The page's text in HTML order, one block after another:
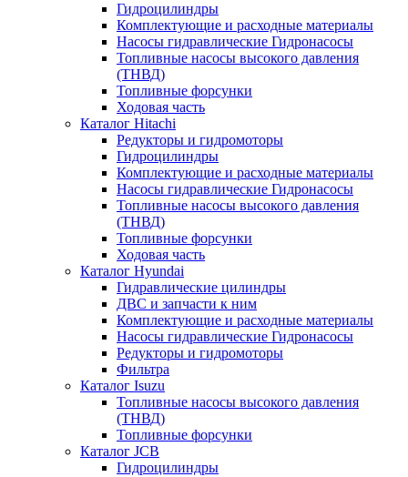
Гидроцилиндры
Комплектующие и расходные материалы
Насосы гидравлические Гидронасосы
Топливные насосы высокого давления
(ТНВД)
Топливные форсунки
Ходовая часть
Каталог Hitachi
Редукторы и гидромоторы
Гидроцилиндры
Комплектующие и расходные материалы
Насосы гидравлические Гидронасосы
Топливные насосы высокого давления
(ТНВД)
Топливные форсунки
Ходовая часть
Каталог Hyundai
Гидравлические цилиндры
ДВС и запчасти к ним
Комплектующие и расходные материалы
Насосы гидравлические Гидронасосы
Редукторы и гидромоторы
Фильтра
Каталог Isuzu
Топливные насосы высокого давления
(ТНВД)
Топливные форсунки
Каталог JCB
Гидроцилиндры